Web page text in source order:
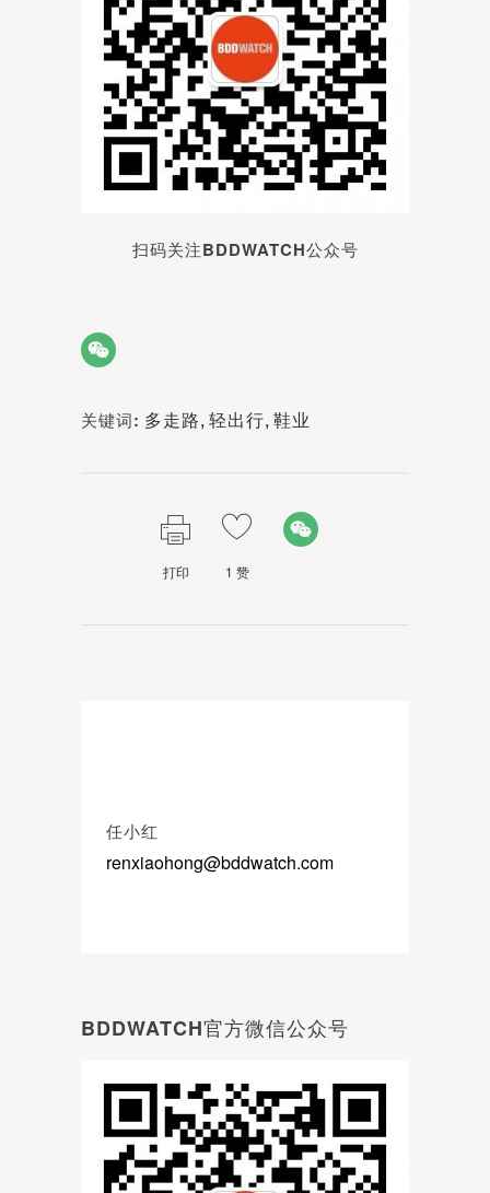
扫码关注BDDWATCH公众号
关键词: 多走路, 轻出行, 鞋业
打印 1 赞
任小红
renxiaohong@bddwatch.com
BDDWATCH官方微信公众号